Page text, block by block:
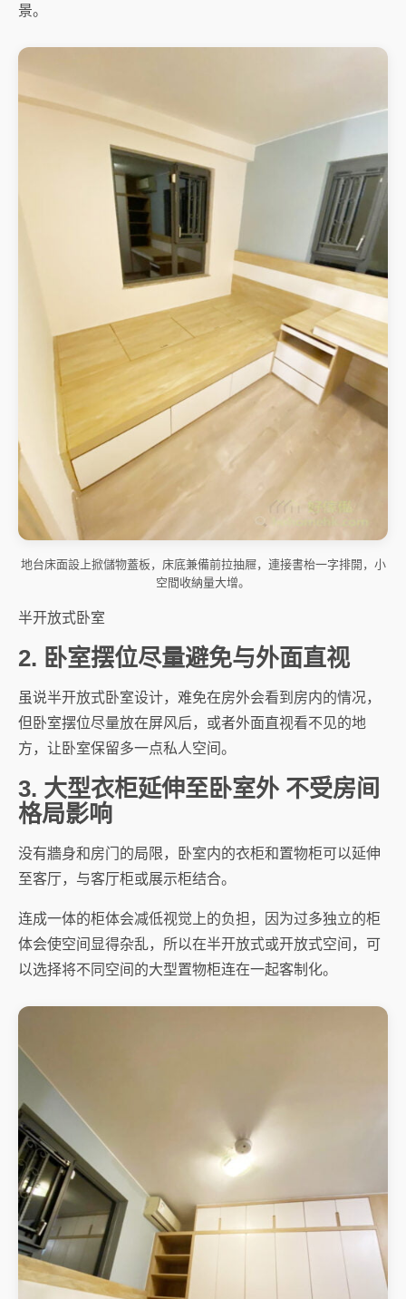
景。
地台床面設上掀儲物蓋板，床底兼備前拉抽屜，連接書枱一字排開，小
空間收納量大增。
半开放式卧室
2. 卧室摆位尽量避免与外面直视
虽说半开放式卧室设计，难免在房外会看到房内的情况，
但卧室摆位尽量放在屏风后，或者外面直视看不见的地
方，让卧室保留多一点私人空间。
3. 大型衣柜延伸至卧室外 不受房间
格局影响
没有牆身和房门的局限，卧室内的衣柜和置物柜可以延伸
至客厅，与客厅柜或展示柜结合。
连成一体的柜体会减低视觉上的负担，因为过多独立的柜
体会使空间显得杂乱，所以在半开放式或开放式空间，可
以选择将不同空间的大型置物柜连在一起客制化。